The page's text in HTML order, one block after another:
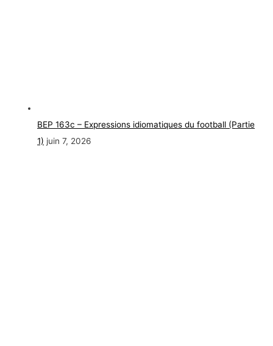
BEP 163c – Expressions idiomatiques du football (Partie
1) juin 7, 2026